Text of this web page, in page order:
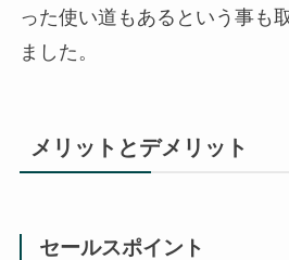
った使い道もあるという事も
ました。
メリットとデメリット
セールスポイント